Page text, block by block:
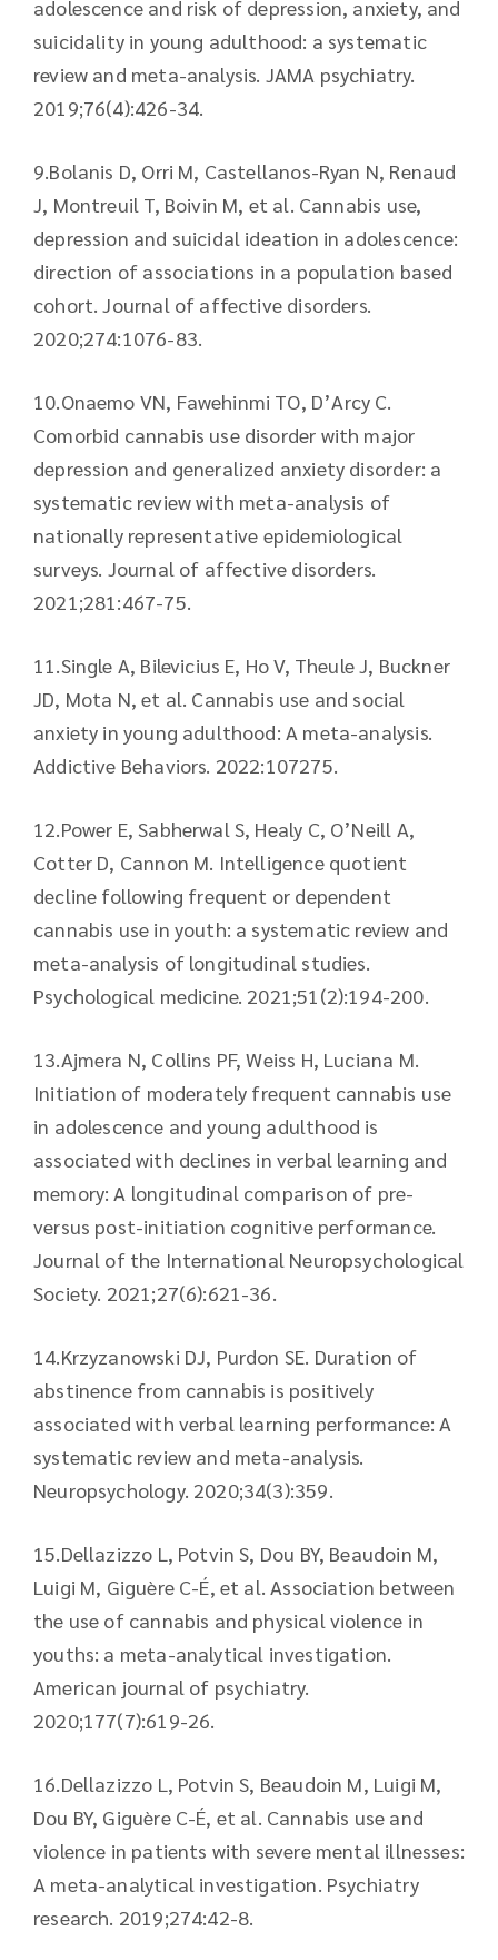
adolescence and risk of depression, anxiety, and
suicidality in young adulthood: a systematic
review and meta-analysis. JAMA psychiatry.
2019;76(4):426-34.
9.​Bolanis D, Orri M, Castellanos-Ryan N, Renaud
J, Montreuil T, Boivin M, et al. Cannabis use,
depression and suicidal ideation in adolescence:
direction of associations in a population based
cohort. Journal of affective disorders.
2020;274:1076-83.
10.​Onaemo VN, Fawehinmi TO, D’Arcy C.
Comorbid cannabis use disorder with major
depression and generalized anxiety disorder: a
systematic review with meta-analysis of
nationally representative epidemiological
surveys. Journal of affective disorders.
2021;281:467-75.
11.​Single A, Bilevicius E, Ho V, Theule J, Buckner
JD, Mota N, et al. Cannabis use and social
anxiety in young adulthood: A meta-analysis.
Addictive Behaviors. 2022:107275.
12.​Power E, Sabherwal S, Healy C, O’Neill A,
Cotter D, Cannon M. Intelligence quotient
decline following frequent or dependent
cannabis use in youth: a systematic review and
meta-analysis of longitudinal studies.
Psychological medicine. 2021;51(2):194-200.
13.​Ajmera N, Collins PF, Weiss H, Luciana M.
Initiation of moderately frequent cannabis use
in adolescence and young adulthood is
associated with declines in verbal learning and
memory: A longitudinal comparison of pre-
versus post-initiation cognitive performance.
Journal of the International Neuropsychological
Society. 2021;27(6):621-36.
14.​Krzyzanowski DJ, Purdon SE. Duration of
abstinence from cannabis is positively
associated with verbal learning performance: A
systematic review and meta-analysis.
Neuropsychology. 2020;34(3):359.
15.​Dellazizzo L, Potvin S, Dou BY, Beaudoin M,
Luigi M, Giguère C-É, et al. Association between
the use of cannabis and physical violence in
youths: a meta-analytical investigation.
American journal of psychiatry.
2020;177(7):619-26.
16.​Dellazizzo L, Potvin S, Beaudoin M, Luigi M,
Dou BY, Giguère C-É, et al. Cannabis use and
violence in patients with severe mental illnesses:
A meta-analytical investigation. Psychiatry
research. 2019;274:42-8.